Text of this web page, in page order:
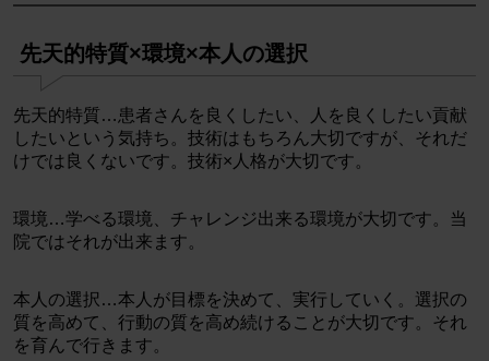
先天的特質×環境×本人の選択
先天的特質…患者さんを良くしたい、人を良くしたい貢献
したいという気持ち。技術はもちろん大切ですが、それだ
けでは良くないです。技術×人格が大切です。
環境…学べる環境、チャレンジ出来る環境が大切です。当
院ではそれが出来ます。
本人の選択…本人が目標を決めて、実行していく。選択の
質を高めて、行動の質を高め続けることが大切です。それ
を育んで行きます。